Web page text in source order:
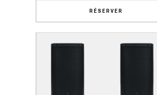
RÉSERVER